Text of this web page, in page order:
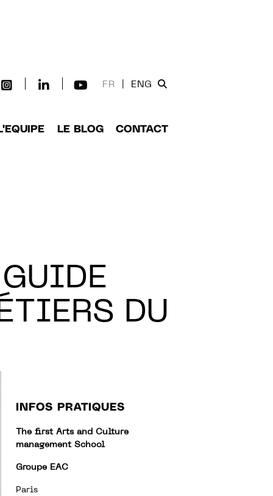
FR ENG
LE BLOG CONTACT
DU
INFOS PRATIQUES
The first Arts and Culture
management School
Groupe EAC
Paris